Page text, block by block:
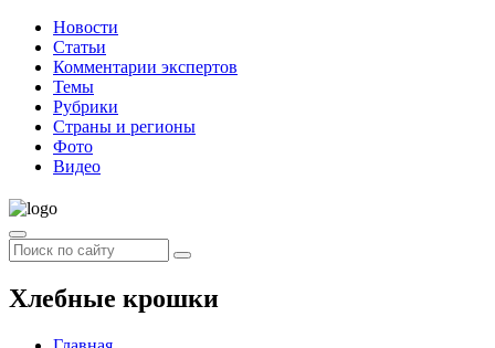
Новости
Статьи
Комментарии экспертов
Темы
Рубрики
Страны и регионы
Фото
Видео
Хлебные крошки